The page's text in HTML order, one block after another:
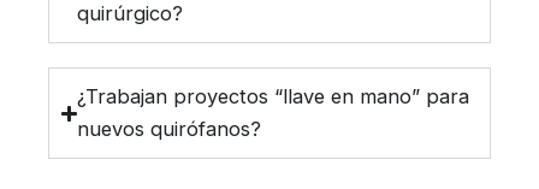
quirúrgico?
¿Trabajan proyectos “llave en mano” para
nuevos quirófanos?